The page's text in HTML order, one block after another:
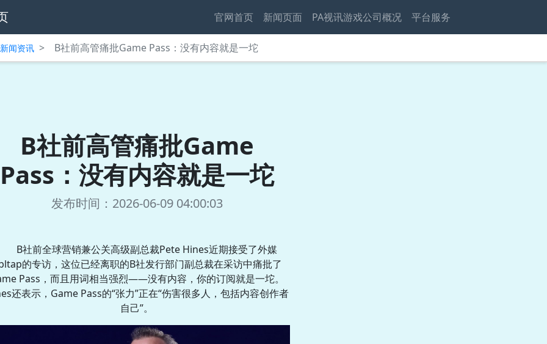
官网首页 新闻页面 PA视讯游戏公司概况 平台服务
闻资讯 > B社前高管痛批Game Pass：没有内容就是一坨
B社前高管痛批Game
Pass：没有内容就是一坨
发布时间：2026-06-09 04:00:03
B社前全球营销兼公关高级副总裁Pete Hines近期接受了外媒
的专访，这位已经离职的B社发行部门副总裁在采访中痛批了
Pass，而且用词相当强烈——没有内容，你的订阅就是一坨。
还表示，Game Pass的“张力”正在“伤害很多人，包括内容创作者
自己”。